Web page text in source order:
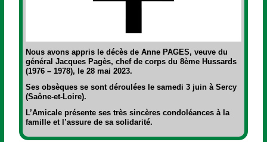
Nous avons appris le décès de Anne PAGES, veuve du
général Jacques Pagès, chef de corps du 8ème Hussards
(1976 – 1978), le 28 mai 2023.
Ses obsèques se sont déroulées le samedi 3 juin à Sercy
(Saône-et-Loire).
L’Amicale présente ses très sincères condoléances à la
famille et l’assure de sa solidarité.